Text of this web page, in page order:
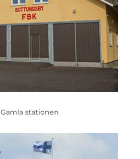
Gamla stationen